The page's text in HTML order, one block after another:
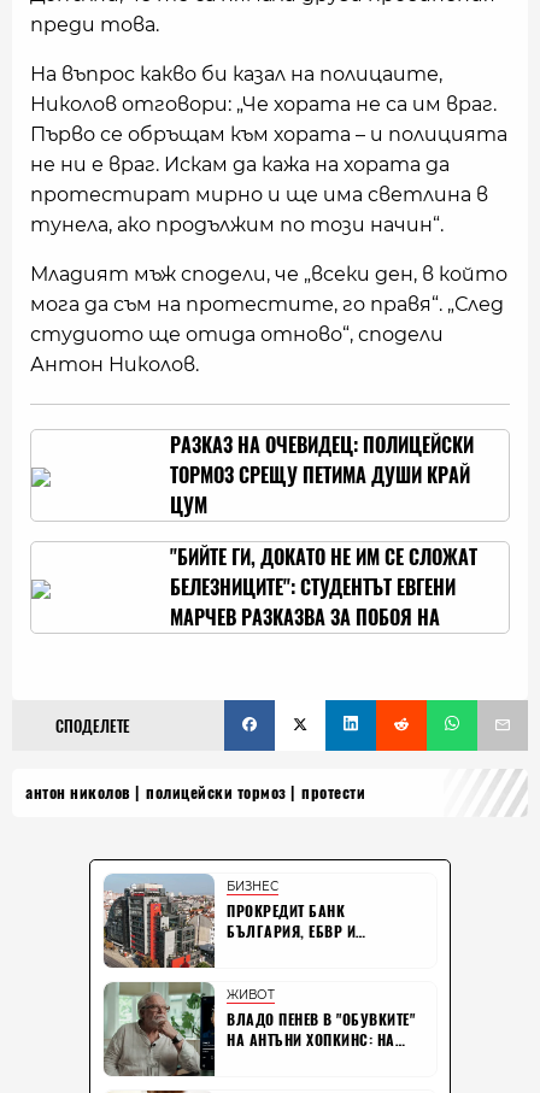
преди това.
На въпрос какво би казал на полицаите,
Николов отговори: „Че хората не са им враг.
Първо се обръщам към хората – и полицията
не ни е враг. Искам да кажа на хората да
протестират мирно и ще има светлина в
тунела, ако продължим по този начин“.
Младият мъж сподели, че „всеки ден, в който
мога да съм на протестите, го правя“. „След
студиото ще отида отново“, сподели
Антон Николов.
РАЗКАЗ НА ОЧЕВИДЕЦ: ПОЛИЦЕЙСКИ
ТОРМОЗ СРЕЩУ ПЕТИМА ДУШИ КРАЙ
ЦУМ
"БИЙТЕ ГИ, ДОКАТО НЕ ИМ СЕ СЛОЖАТ
БЕЛЕЗНИЦИТЕ": СТУДЕНТЪТ ЕВГЕНИ
МАРЧЕВ РАЗКАЗВА ЗА ПОБОЯ НА
СПОДЕЛЕТЕ
антон николов полицейски тормоз протести